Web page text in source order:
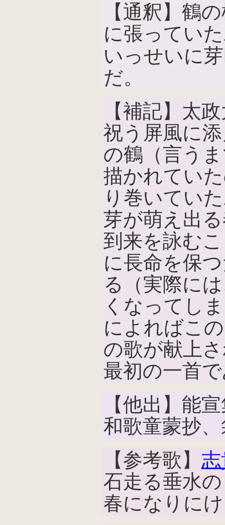
【通釈】鶴
に張ってい
いっせいに
だ。
【補記】太
祝う屏風に
の鶴（言う
描かれてい
り巻いてい
芽が萌え出
到来を詠む
に長命を保
る（実際に
くなってし
によればこ
の歌が献上
最初の一首
【他出】能
和歌童蒙抄
【参考歌】
石走る垂水
春になりに